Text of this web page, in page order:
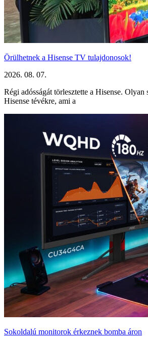
Örülhetnek a Hisense TV tulajdonosok!
2026. 08. 07.
Régi adósságát törlesztette a Hisense. Olyan
Hisense tévékre, ami a
Sokoldalú monitorok érkeznek bomba áron